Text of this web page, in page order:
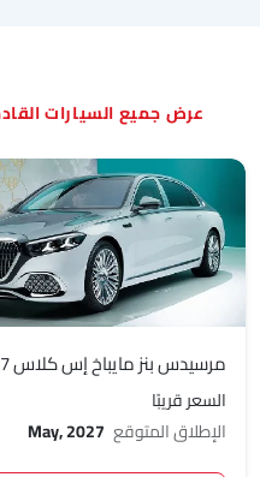
مرسيدس بنز مايباخ إس كلاس 2027
السعر قريبًا
الإطلاق المتوقع May, 2027
السيارات